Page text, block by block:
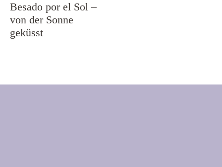
Besado por el Sol –
von der Sonne
geküsst